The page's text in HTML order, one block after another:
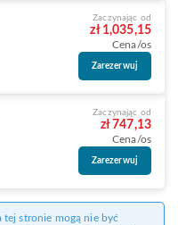
Zaczynając od
zł 1,035,15
Cena/os
Zarezerwuj
Zaczynając od
zł 747,13
Cena/os
Zarezerwuj
tej stronie mogą nie być